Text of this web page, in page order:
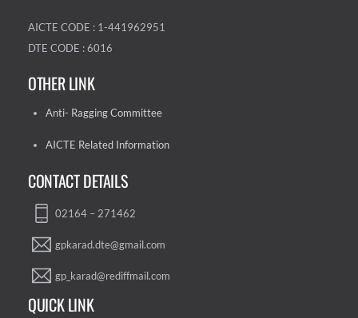
AICTE CODE : 1-441962951
DTE CODE : 6016
OTHER LINK
Anti- Ragging Committee
AICTE Related Information
CONTACT DETAILS
02164 – 271462
gpkarad.dte@gmail.com
gp_karad@rediffmail.com
QUICK LINK